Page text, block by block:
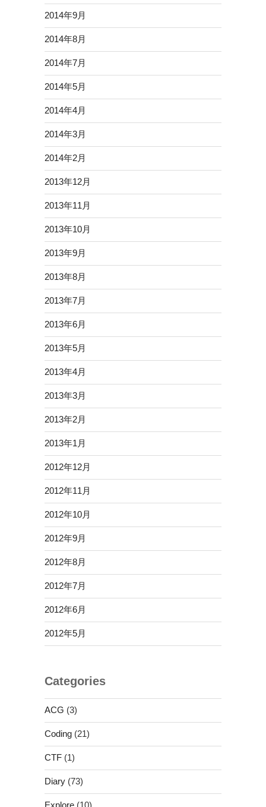
2014年9月
2014年8月
2014年7月
2014年5月
2014年4月
2014年3月
2014年2月
2013年12月
2013年11月
2013年10月
2013年9月
2013年8月
2013年7月
2013年6月
2013年5月
2013年4月
2013年3月
2013年2月
2013年1月
2012年12月
2012年11月
2012年10月
2012年9月
2012年8月
2012年7月
2012年6月
2012年5月
Categories
ACG (3)
Coding(21)
CTF(1)
Diary(73)
Explore(10)